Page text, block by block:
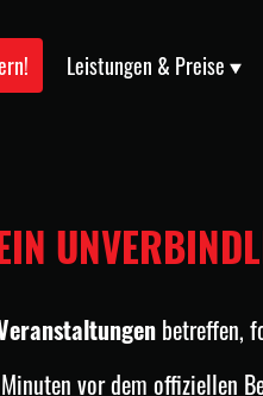
Leistungen & Preise
betreffen,
vor dem offiziellen